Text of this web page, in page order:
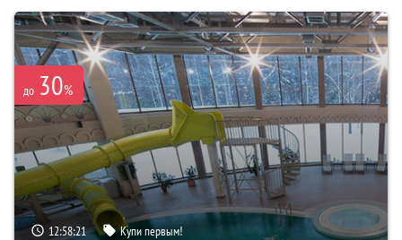
до 30%
12:58:20 Купи первым!